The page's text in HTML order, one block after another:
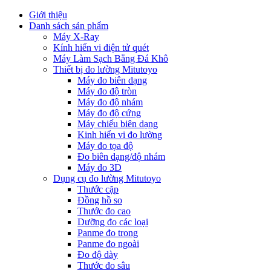
Giới thiệu
Danh sách sản phẩm
Máy X-Ray
Kính hiển vi điện tử quét
Máy Làm Sạch Bằng Đá Khô
Thiết bị đo lường Mitutoyo
Máy đo biên dạng
Máy đo độ tròn
Máy đo độ nhám
Máy đo độ cứng
Máy chiếu biên dạng
Kinh hiển vi đo lường
Máy đo tọa độ
Đo biên dạng/độ nhám
Máy đo 3D
Dụng cụ đo lường Mitutoyo
Thước cặp
Đồng hồ so
Thước đo cao
Dưỡng đo các loại
Panme đo trong
Panme đo ngoài
Đo độ dày
Thước đo sâu